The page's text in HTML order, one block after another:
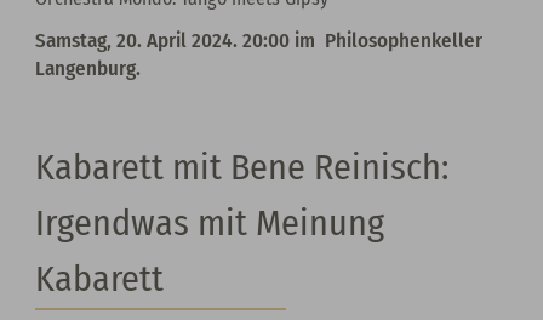
Samstag, 20. April 2024. 20:00 im Philosophenkeller
Langenburg.
Kabarett mit Bene Reinisch:
Irgendwas mit Meinung
Kabarett